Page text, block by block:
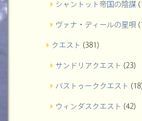
シャントット帝国の陰謀
ヴァナ・ディールの星唄
クエスト (381)
サンドリアクエスト (23)
バストゥーククエスト
ウィンダスクエスト (42)